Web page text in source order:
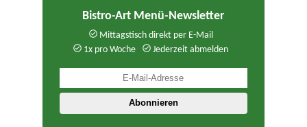
Bistro-Art Menü-Newsletter
Mittagstisch direkt per E-Mail
1x pro Woche
Jederzeit abmelden